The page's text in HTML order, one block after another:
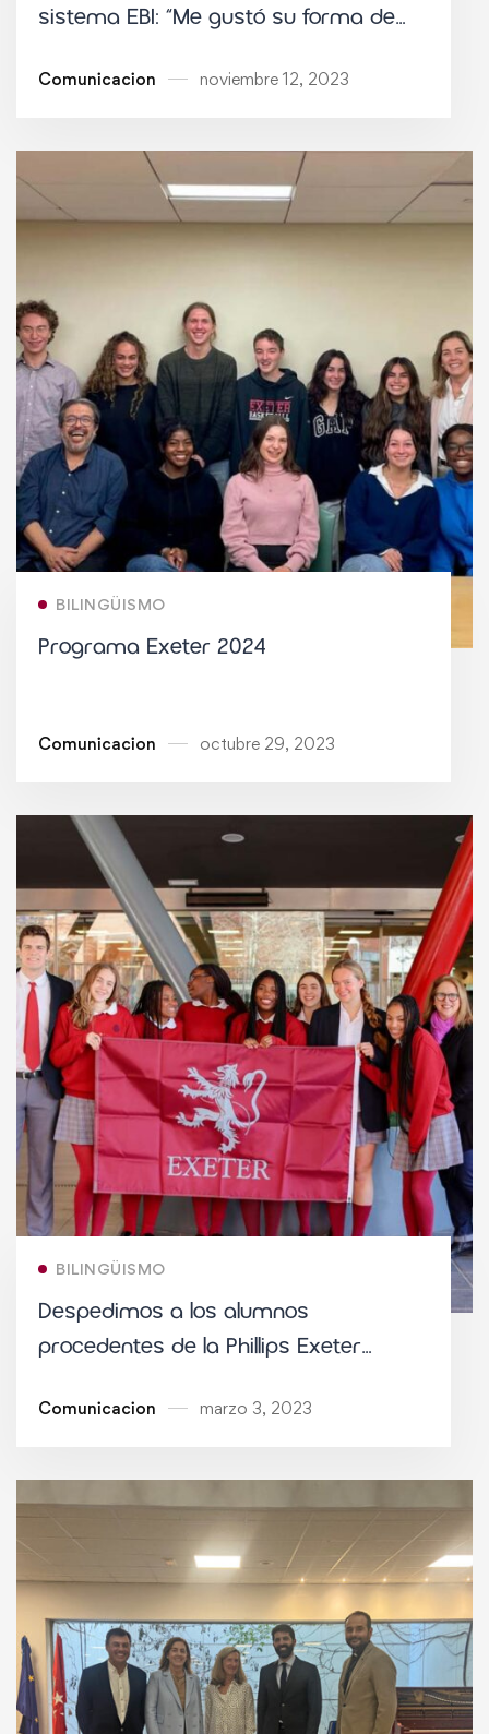
sistema EBI: “Me gustó su forma de
Comunicacion noviembre 12, 2023
BILINGÜISMO
Programa Exeter 2024
Comunicacion octubre 29, 2023
BILINGÜISMO
Despedimos a los alumnos
procedentes de la Phillips Exeter
colegio este trimestre
Comunicacion marzo 3, 2023